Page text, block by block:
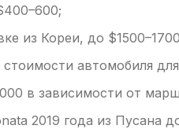
из Кореи, до
автомобиля
в зависимости от
2019 года из Пусана